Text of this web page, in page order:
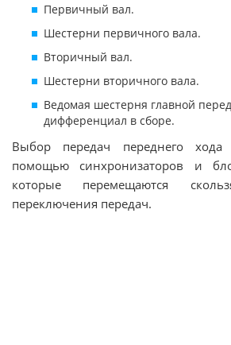
Первичный вал.
Шестерни первичного вала.
Вторичный вал.
Шестерни вторичного вала.
Ведомая шестерня главной
дифференциал в сборе.
Выбор передач переднего хода
помощью синхронизаторов и
которые перемещаются
переключения передач.